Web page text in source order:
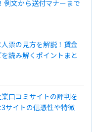
例文から送付マナーまで
票の見方を解説！賃金
読み解くポイントまと
口コミサイトの評判を
サイトの信憑性や特徴